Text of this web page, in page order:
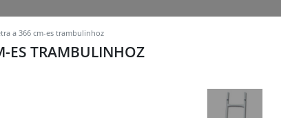
a 366 cm-es trambulinhoz
ES TRAMBULINHOZ